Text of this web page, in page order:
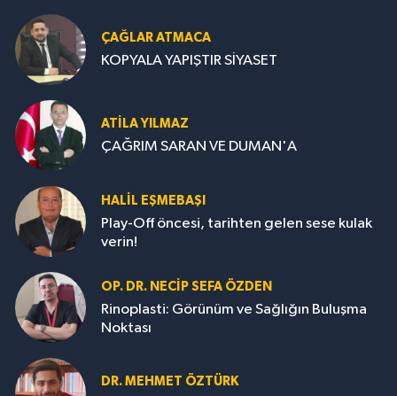
ÇAĞLAR ATMACA
KOPYALA YAPIŞTIR SİYASET
ATILA YILMAZ
ÇAĞRIM SARAN VE DUMAN'A
HALIL EŞMEBAŞI
Play-Off öncesi, tarihten gelen sese kulak
verin!
OP. DR. NECIP SEFA ÖZDEN
Rinoplasti: Görünüm ve Sağlığın Buluşma
Noktası
DR. MEHMET ÖZTÜRK